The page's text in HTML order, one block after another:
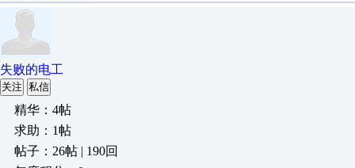
失败的电工
关注 私信
精华：4帖
求助：1帖
帖子：26帖 | 190回